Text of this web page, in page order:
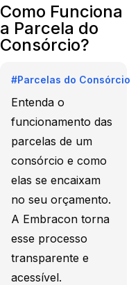
Como Funciona
a Parcela do
Consórcio?
#Parcelas do Consórcio
Entenda o
funcionamento das
parcelas de um
consórcio e como
elas se encaixam
no seu orçamento.
A Embracon torna
esse processo
transparente e
acessível.